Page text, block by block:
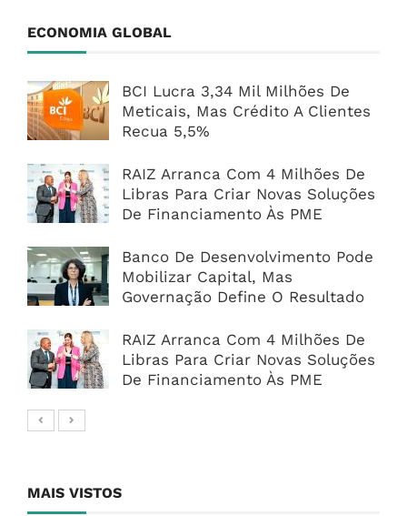
ECONOMIA GLOBAL
BCI Lucra 3,34 Mil Milhões De
Meticais, Mas Crédito A Clientes
Recua 5,5%
RAIZ Arranca Com 4 Milhões De
Libras Para Criar Novas Soluções
De Financiamento Às PME
Banco De Desenvolvimento Pode
Mobilizar Capital, Mas
Governação Define O Resultado
RAIZ Arranca Com 4 Milhões De
Libras Para Criar Novas Soluções
De Financiamento Às PME
MAIS VISTOS